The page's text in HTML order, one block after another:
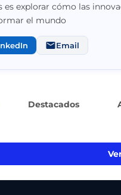
es explorar cómo las
el mundo
Email
Destacados